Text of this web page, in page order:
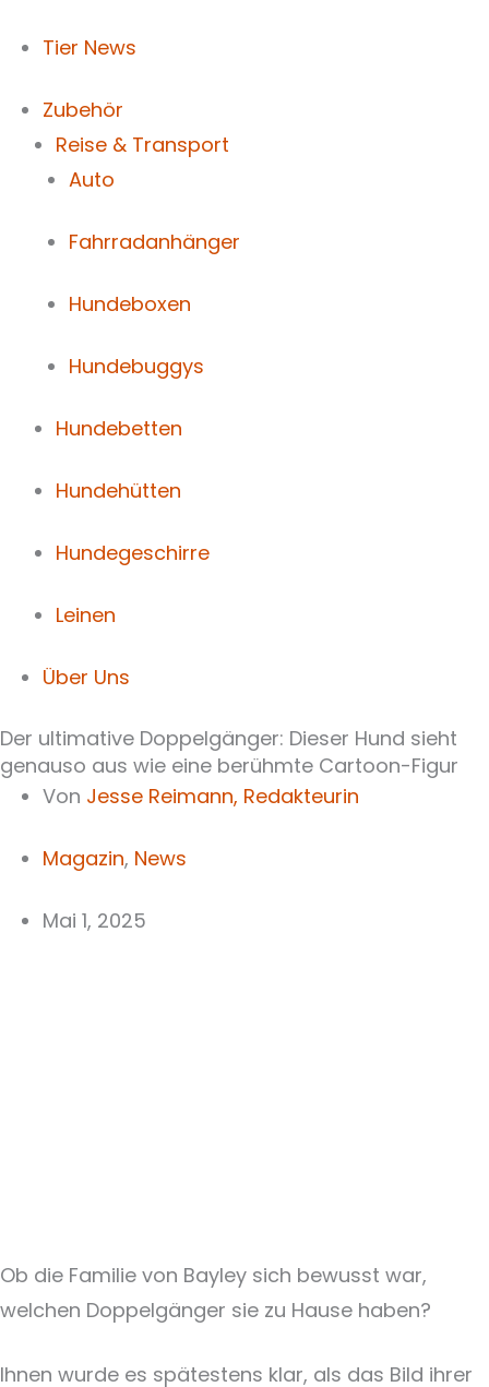
Tier News
Zubehör
Reise & Transport
Auto
Fahrradanhänger
Hundeboxen
Hundebuggys
Hundebetten
Hundehütten
Hundegeschirre
Leinen
Über Uns
Der ultimative Doppelgänger: Dieser Hund sieht
genauso aus wie eine berühmte Cartoon-Figur
Von Jesse Reimann, Redakteurin
Magazin, News
Mai 1, 2025
Ob die Familie von Bayley sich bewusst war,
welchen Doppelgänger sie zu Hause haben?
Ihnen wurde es spätestens klar, als das Bild ihrer